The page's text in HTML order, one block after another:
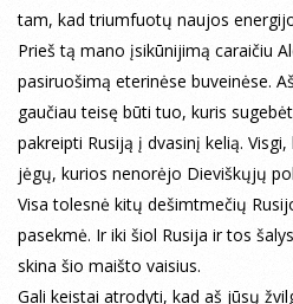
tam, kad triumfuotų naujos
Prieš tą mano įsikūnijimą caraičiu
pasiruošimą eterinėse buveinėse.
gaučiau teisę būti tuo, kuris
pakreipti Rusiją į dvasinį kelią.
jėgų, kurios nenorėjo Dieviškųjų
Visa tolesnė kitų dešimtmečių
pasekmė. Ir iki šiol Rusija ir tos
skina šio maišto vaisius.
Gali keistai atrodyti, kad aš jūsų